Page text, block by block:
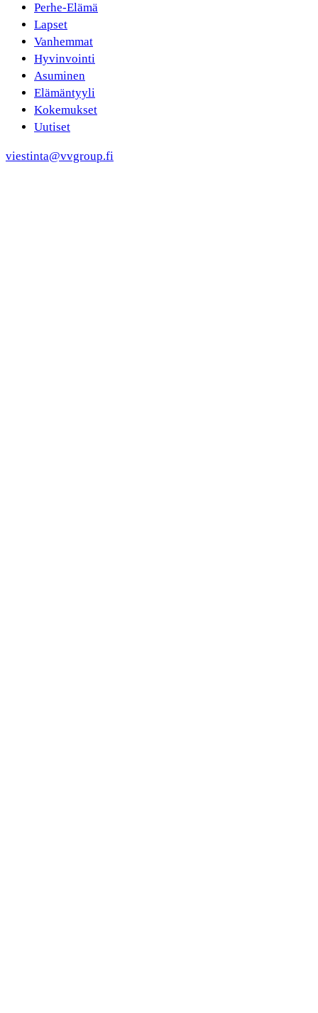
Perhe-Elämä
Lapset
Vanhemmat
Hyvinvointi
Asuminen
Elämäntyyli
Kokemukset
Uutiset
viestinta@vvgroup.fi